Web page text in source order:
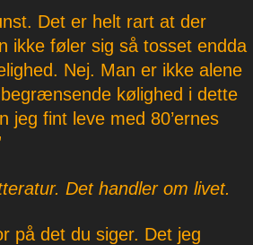
Det er helt rart at der
ikke føler sig så tosset endda
Nej. Man er ikke alene
kølighed i dette
fint leve med 80’ernes
Det handler om livet.
på det du siger. Det jeg